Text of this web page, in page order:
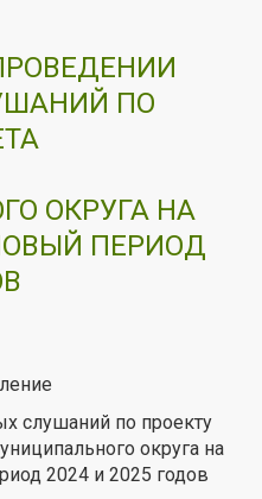
ПО
ОКРУГА НА
ПЕРИОД
слушаний по проекту
округа на
2024 и 2025 годов